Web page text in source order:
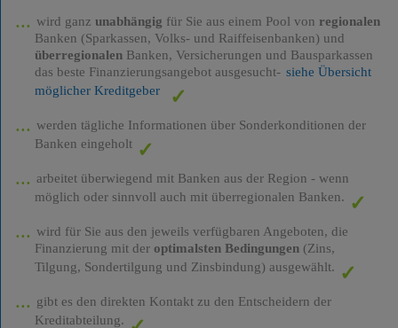
wird ganz unabhängig für Sie aus einem Pool von regionalen
Banken (Sparkassen, Volks- und Raiffeisenbanken) und
überregionalenBanken, Versicherungen und Bausparkassen
das beste Finanzierungsangebot ausgesucht- siehe Übersicht
möglicher Kreditgeber
werden tägliche Informationen über Sonderkonditionen der
Banken eingeholt
arbeitet überwiegend mit Banken aus der Region - wenn
möglich oder sinnvoll auch mit überregionalen Banken.
wird für Sie aus den jeweils verfügbaren Angeboten, die
Finanzierung mit der optimalsten Bedingungen(Zins,
Tilgung, Sondertilgung und Zinsbindung) ausgewählt.
gibt es den direkten Kontakt zu den Entscheidern der
Kreditabteilung.